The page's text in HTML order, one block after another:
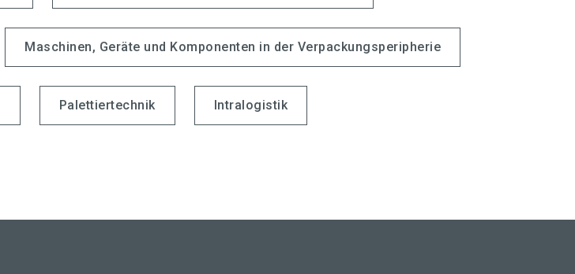
Maschinen, Geräte und Komponenten in der Verpackungsperipherie
Palettiertechnik Intralogistik